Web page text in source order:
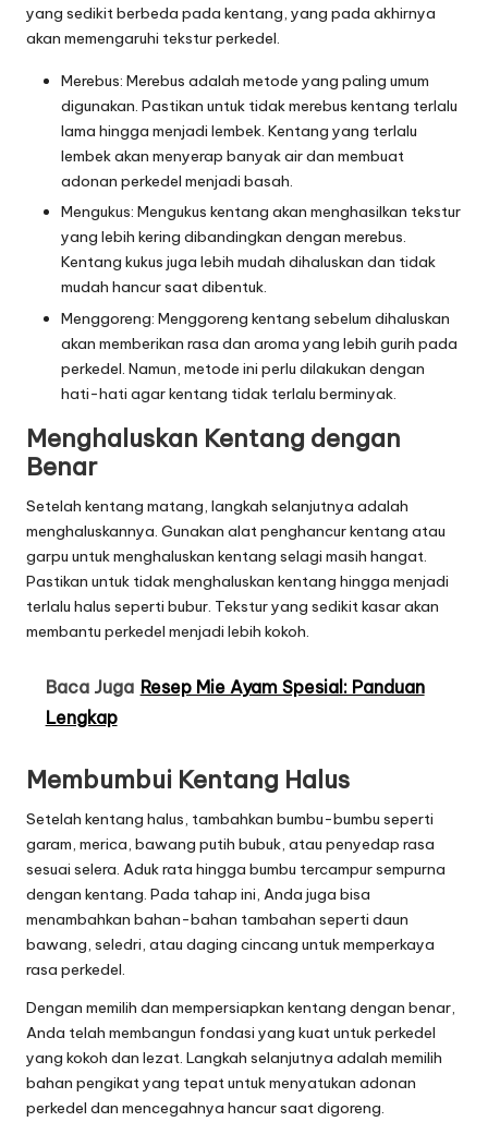
yang sedikit berbeda pada kentang, yang pada akhirnya
akan memengaruhi tekstur perkedel.
Merebus: Merebus adalah metode yang paling umum
digunakan. Pastikan untuk tidak merebus kentang terlalu
lama hingga menjadi lembek. Kentang yang terlalu
lembek akan menyerap banyak air dan membuat
adonan perkedel menjadi basah.
Mengukus: Mengukus kentang akan menghasilkan tekstur
yang lebih kering dibandingkan dengan merebus.
Kentang kukus juga lebih mudah dihaluskan dan tidak
mudah hancur saat dibentuk.
Menggoreng: Menggoreng kentang sebelum dihaluskan
akan memberikan rasa dan aroma yang lebih gurih pada
perkedel. Namun, metode ini perlu dilakukan dengan
hati-hati agar kentang tidak terlalu berminyak.
Menghaluskan Kentang dengan
Benar
Setelah kentang matang, langkah selanjutnya adalah
menghaluskannya. Gunakan alat penghancur kentang atau
garpu untuk menghaluskan kentang selagi masih hangat.
Pastikan untuk tidak menghaluskan kentang hingga menjadi
terlalu halus seperti bubur. Tekstur yang sedikit kasar akan
membantu perkedel menjadi lebih kokoh.
Baca Juga Resep Mie Ayam Spesial: Panduan
Lengkap
Membumbui Kentang Halus
Setelah kentang halus, tambahkan bumbu-bumbu seperti
garam, merica, bawang putih bubuk, atau penyedap rasa
sesuai selera. Aduk rata hingga bumbu tercampur sempurna
dengan kentang. Pada tahap ini, Anda juga bisa
menambahkan bahan-bahan tambahan seperti daun
bawang, seledri, atau daging cincang untuk memperkaya
rasa perkedel.
Dengan memilih dan mempersiapkan kentang dengan benar,
Anda telah membangun fondasi yang kuat untuk perkedel
yang kokoh dan lezat. Langkah selanjutnya adalah memilih
bahan pengikat yang tepat untuk menyatukan adonan
perkedel dan mencegahnya hancur saat digoreng.